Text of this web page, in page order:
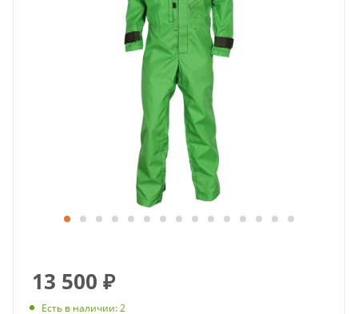
13 500 ₽
Есть в наличии: 2